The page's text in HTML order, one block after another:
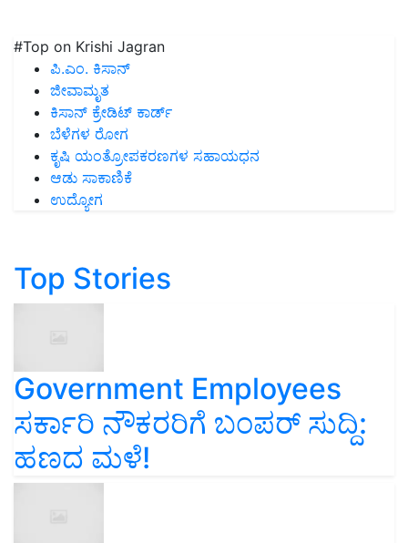
#Top on Krishi Jagran
ಪಿ.ಎಂ. ಕಿಸಾನ್
ಜೀವಾಮೃತ
ಕಿಸಾನ್ ಕ್ರೇಡಿಟ್ ಕಾರ್ಡ್
ಬೆಳೆಗಳ ರೋಗ
ಕೃಷಿ ಯಂತ್ರೋಪಕರಣಗಳ ಸಹಾಯಧನ
ಆಡು ಸಾಕಾಣಿಕೆ
ಉದ್ಯೋಗ
Top Stories
Government Employees
ಸರ್ಕಾರಿ ನೌಕರರಿಗೆ ಬಂಪರ್‌ ಸುದ್ದಿ:
ಹಣದ ಮಳೆ!